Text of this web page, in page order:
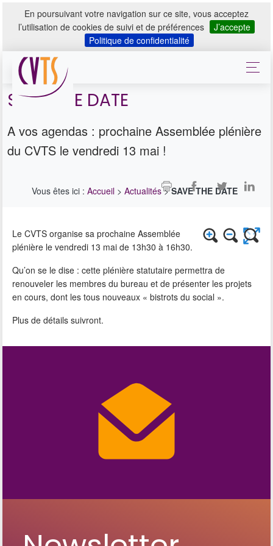
En poursuivant votre navigation sur ce site, vous acceptez
l’utilisation de cookies de suivi et de préférences
J’accepte
Politique de confidentialité
SAVE THE DATE
A vos agendas : prochaine Assemblée plénière
du CVTS le vendredi 13 mai !
Vous êtes ici :Accueil >Actualités>SAVE THE DATE
Le CVTS organise sa prochaine Assemblée
plénière le vendredi 13 mai de 13h30 à 16h30.
Qu’on se le dise : cette plénière statutaire permettra de
renouveler les membres du bureau et de présenter les projets
en cours, dont les tous nouveaux « bistrots du social ».
Plus de détails suivront.